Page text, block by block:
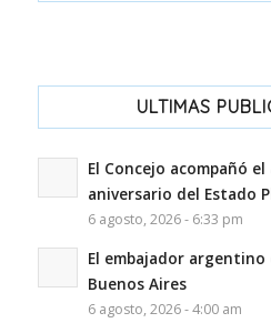
ULTIMAS
El Concejo acompañó
aniversario del Estado
6 agosto, 2026 - 6:33 pm
El embajador argentino
Buenos Aires
6 agosto, 2026 - 4:00 am